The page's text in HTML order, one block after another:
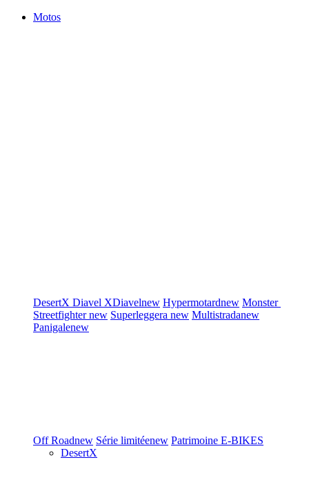
Motos
DesertX Diavel XDiavelnew Hypermotardnew Monster
Streetfighternew Superleggera new Multistradanew
Panigalenew
Off Roadnew Série limitéenew Patrimoine E-BIKES
DesertX